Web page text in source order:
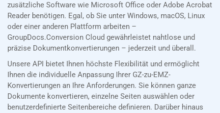
zusätzliche Software wie Microsoft Office oder Adobe Acrobat
Reader benötigen. Egal, ob Sie unter Windows, macOS, Linux
oder einer anderen Plattform arbeiten –
GroupDocs.Conversion Cloud gewährleistet nahtlose und
präzise Dokumentkonvertierungen – jederzeit und überall.
Unsere API bietet Ihnen höchste Flexibilität und ermöglicht
Ihnen die individuelle Anpassung Ihrer GZ-zu-EMZ-
Konvertierungen an Ihre Anforderungen. Sie können ganze
Dokumente konvertieren, einzelne Seiten auswählen oder
benutzerdefinierte Seitenbereiche definieren. Darüber hinaus